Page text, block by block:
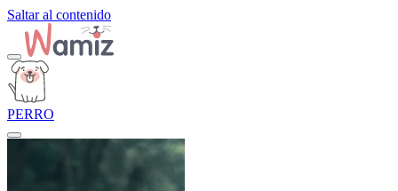
Saltar al contenido
PERRO